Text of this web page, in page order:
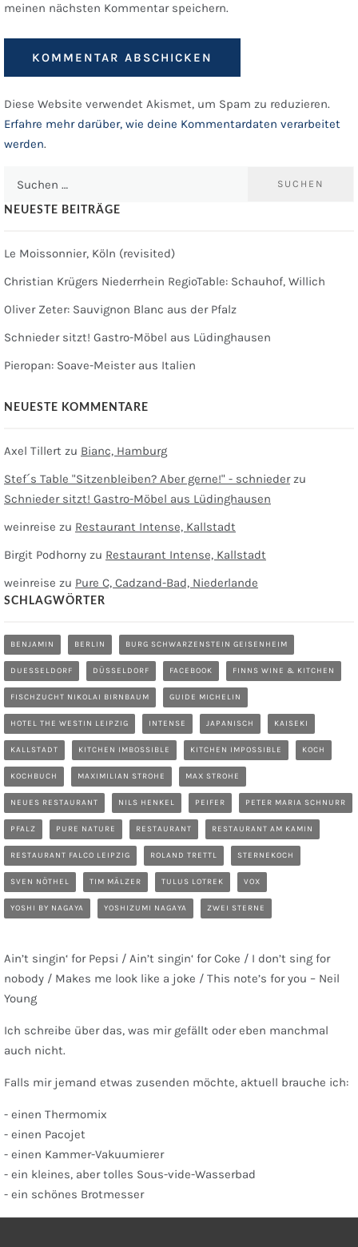
meinen nächsten Kommentar speichern.
Diese Website verwendet Akismet, um Spam zu reduzieren.
Erfahre mehr darüber, wie deine Kommentardaten verarbeitet
werden.
NEUESTE BEITRÄGE
Le Moissonnier, Köln (revisited)
Christian Krügers Niederrhein RegioTable: Schauhof, Willich
Oliver Zeter: Sauvignon Blanc aus der Pfalz
Schnieder sitzt! Gastro-Möbel aus Lüdinghausen
Pieropan: Soave-Meister aus Italien
NEUESTE KOMMENTARE
Axel Tillert zu Bianc, Hamburg
Stef´s Table "Sitzenbleiben? Aber gerne!" - schniederzu
Schnieder sitzt! Gastro-Möbel aus Lüdinghausen
weinreise zu Restaurant Intense, Kallstadt
Birgit Podhorny zu Restaurant Intense, Kallstadt
weinreise zu Pure C, Cadzand-Bad, Niederlande
SCHLAGWÖRTER
BENJAMIN BERLIN BURG SCHWARZENSTEIN GEISENHEIM
DUESSELDORF DÜSSELDORF FACEBOOK FINNS WINE & KITCHEN
FISCHZUCHT NIKOLAI BIRNBAUM GUIDE MICHELIN
HOTEL THE WESTIN LEIPZIG INTENSE JAPANISCH KAISEKI
KALLSTADT KITCHEN IMBOSSIBLE KITCHEN IMPOSSIBLE KOCH
KOCHBUCH MAXIMILIAN STROHE MAX STROHE
NEUES RESTAURANT NILS HENKEL PEIFER PETER MARIA SCHNURR
PFALZ PURE NATURE RESTAURANT RESTAURANT AM KAMIN
RESTAURANT FALCO LEIPZIG ROLAND TRETTL STERNEKOCH
SVEN NÖTHEL TIM MÄLZER TULUS LOTREK VOX
YOSHI BY NAGAYA YOSHIZUMI NAGAYA ZWEI STERNE
Ain’t singin‘ for Pepsi / Ain’t singin‘ for Coke / I don’t sing for
nobody / Makes me look like a joke / This note’s for you – Neil
Young
Ich schreibe über das, was mir gefällt oder eben manchmal
auch nicht.
Falls mir jemand etwas zusenden möchte, aktuell brauche ich:
- einen Thermomix
- einen Pacojet
- einen Kammer-Vakuumierer
- ein kleines, aber tolles Sous-vide-Wasserbad
- ein schönes Brotmesser